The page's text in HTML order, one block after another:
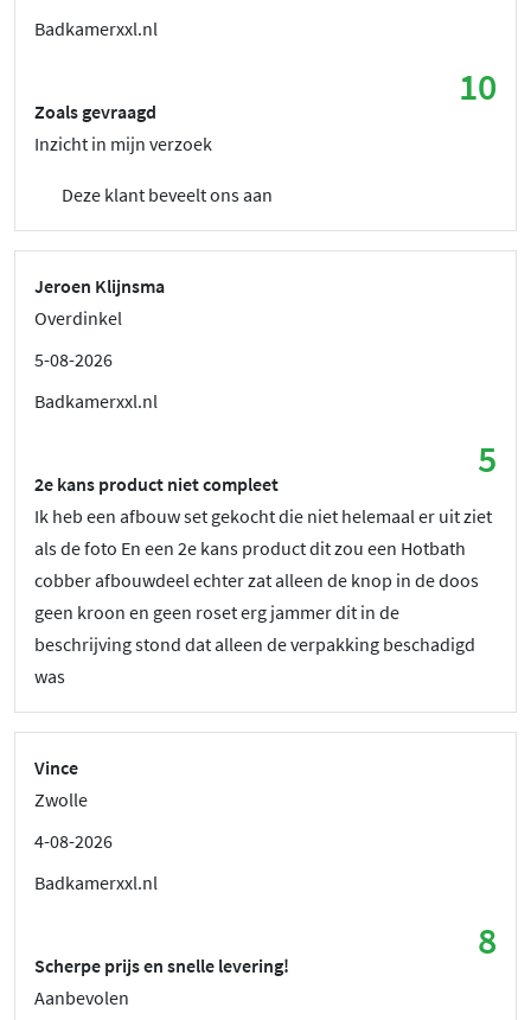
Badkamerxxl.nl
10
Zoals gevraagd
Inzicht in mijn verzoek
Deze klant beveelt ons aan
Jeroen Klijnsma
Overdinkel
5-08-2026
Badkamerxxl.nl
5
2e kans product niet compleet
Ik heb een afbouw set gekocht die niet helemaal er uit ziet
als de foto En een 2e kans product dit zou een Hotbath
cobber afbouwdeel echter zat alleen de knop in de doos
geen kroon en geen roset erg jammer dit in de
beschrijving stond dat alleen de verpakking beschadigd
was
Vince
Zwolle
4-08-2026
Badkamerxxl.nl
8
Scherpe prijs en snelle levering!
Aanbevolen